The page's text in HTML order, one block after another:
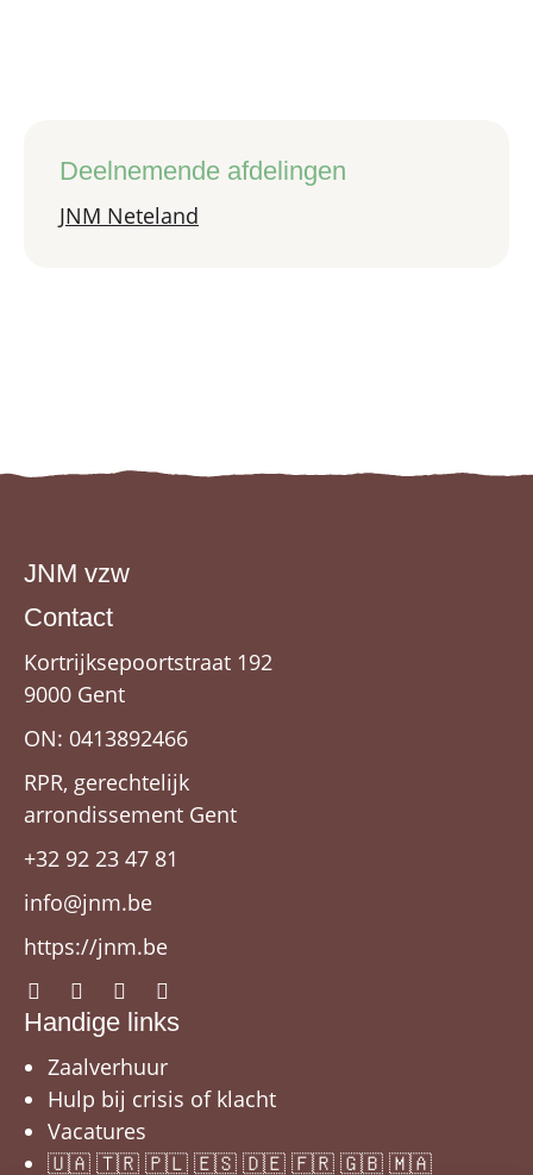
Deelnemende afdelingen
JNM Neteland
JNM vzw
Contact
Kortrijksepoortstraat 192
9000 Gent
ON: 0413892466
RPR, gerechtelijk
arrondissement Gent
+32 92 23 47 81
info@jnm.be
https://jnm.be
Handige links
Zaalverhuur
Hulp bij crisis of klacht
Vacatures
🇺🇦 🇹🇷 🇵🇱 🇪🇸 🇩🇪 🇫🇷 🇬🇧 🇲🇦